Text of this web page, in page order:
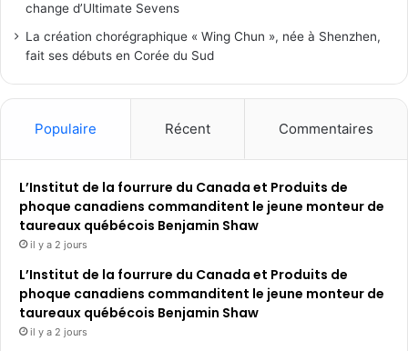
change d’Ultimate Sevens
La création chorégraphique « Wing Chun », née à Shenzhen,
fait ses débuts en Corée du Sud
Populaire Récent Commentaires
L’Institut de la fourrure du Canada et Produits de
phoque canadiens commanditent le jeune monteur de
taureaux québécois Benjamin Shaw
il y a 2 jours
L’Institut de la fourrure du Canada et Produits de
phoque canadiens commanditent le jeune monteur de
taureaux québécois Benjamin Shaw
il y a 2 jours